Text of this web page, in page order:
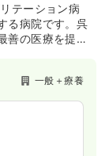
テーション病
る病院です。呉
善の医療を提供
めて導入し、リ
一般＋療養